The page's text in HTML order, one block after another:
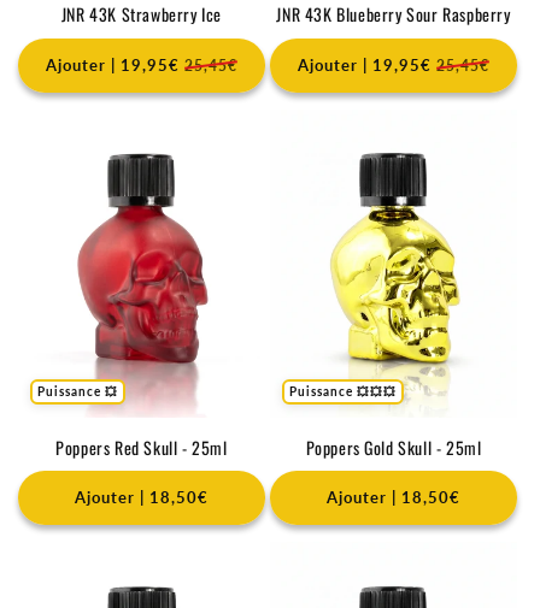
JNR 43K Strawberry Ice
Ajouter | 19,95€ 25,45€
JNR 43K Blueberry Sour Raspberry
Ajouter | 19,95€ 25,45€
Puissance 💥
Poppers Red Skull - 25ml
Ajouter | 18,50€
Puissance 💥💥💥
Poppers Gold Skull - 25ml
Ajouter | 18,50€